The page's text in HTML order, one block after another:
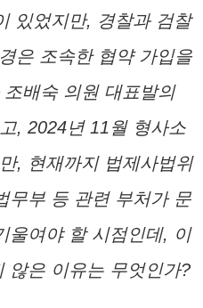
있었지만, 경찰과 검찰
은 조속한 협약 가입을
배숙 의원 대표발의
, 2024년 11월 형사소
, 현재까지 법제사법위
무부 등 관련 부처가 문
울여야 할 시점인데, 이
않은 이유는 무엇인가?